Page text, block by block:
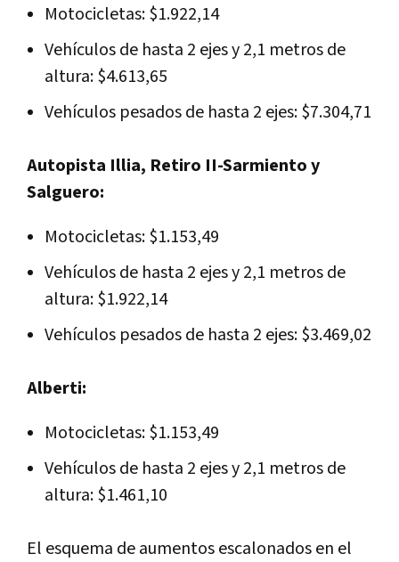
Motocicletas: $1.922,14
Vehículos de hasta 2 ejes y 2,1 metros de
altura: $4.613,65
Vehículos pesados de hasta 2 ejes: $7.304,71
Autopista Illia, Retiro II-Sarmiento y
Salguero:
Motocicletas: $1.153,49
Vehículos de hasta 2 ejes y 2,1 metros de
altura: $1.922,14
Vehículos pesados de hasta 2 ejes: $3.469,02
Alberti:
Motocicletas: $1.153,49
Vehículos de hasta 2 ejes y 2,1 metros de
altura: $1.461,10
El esquema de aumentos escalonados en el